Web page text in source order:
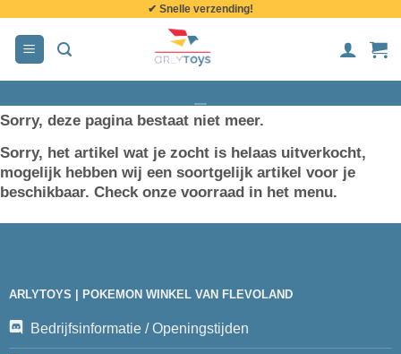
inhoud
✔ Snelle verzending!
Sorry, deze pagina bestaat niet meer.
Sorry, het artikel wat je zocht is helaas uitverkocht,
mogelijk hebben wij een soortgelijk artikel voor je
beschikbaar. Check onze voorraad in het menu.
ARLYTOYS | POKEMON WINKEL VAN FLEVOLAND
Bedrijfsinformatie / Openingstijden